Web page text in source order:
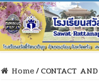
Home/CONTACT